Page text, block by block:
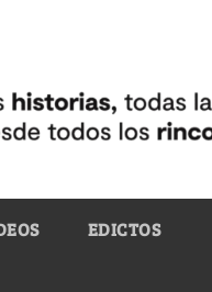
EDICTOS